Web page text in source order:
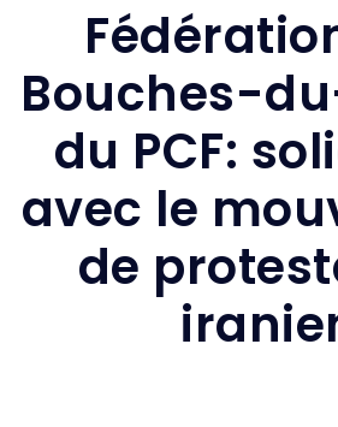
Bouches-
du PCF:
avec le
de